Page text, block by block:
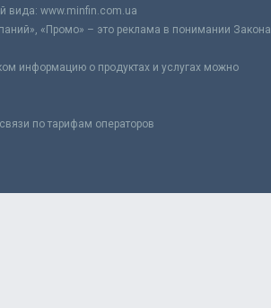
вида: www.minfin.com.ua
«Промо» – это реклама в понимании Закона
информацию о продуктах и услугах можно
по тарифам операторов